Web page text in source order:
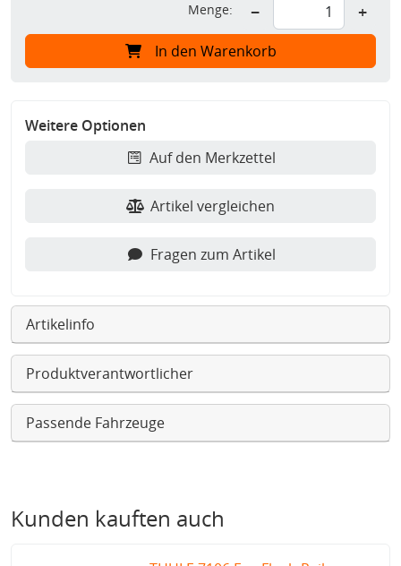
Menge: − +
In den Warenkorb
Weitere Optionen
Auf den Merkzettel
Artikel vergleichen
Fragen zum Artikel
Artikelinfo
Produktverantwortlicher
Passende Fahrzeuge
Kunden kauften auch